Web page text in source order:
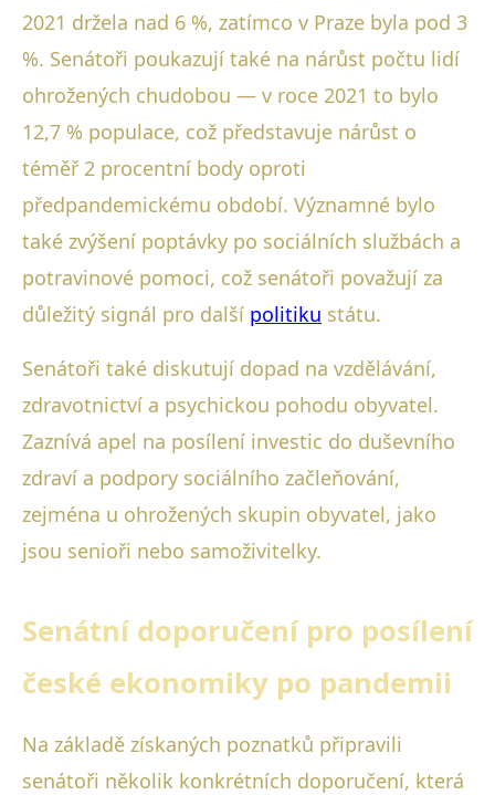
2021 držela nad 6 %, zatímco v Praze byla pod 3
%. Senátoři poukazují také na nárůst počtu lidí
ohrožených chudobou — v roce 2021 to bylo
12,7 % populace, což představuje nárůst o
téměř 2 procentní body oproti
předpandemickému období. Významné bylo
také zvýšení poptávky po sociálních službách a
potravinové pomoci, což senátoři považují za
důležitý signál pro další politiku státu.
Senátoři také diskutují dopad na vzdělávání,
zdravotnictví a psychickou pohodu obyvatel.
Zaznívá apel na posílení investic do duševního
zdraví a podpory sociálního začleňování,
zejména u ohrožených skupin obyvatel, jako
jsou senioři nebo samoživitelky.
Senátní doporučení pro posílení
české ekonomiky po pandemii
Na základě získaných poznatků připravili
senátoři několik konkrétních doporučení, která